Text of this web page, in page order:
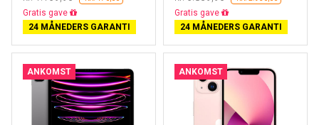
Næsten udsolgt
24 MÅNEDERS GARANTI
Gratis fragt
24 MÅNEDERS GARANTI
ANKOMST ANKOMST